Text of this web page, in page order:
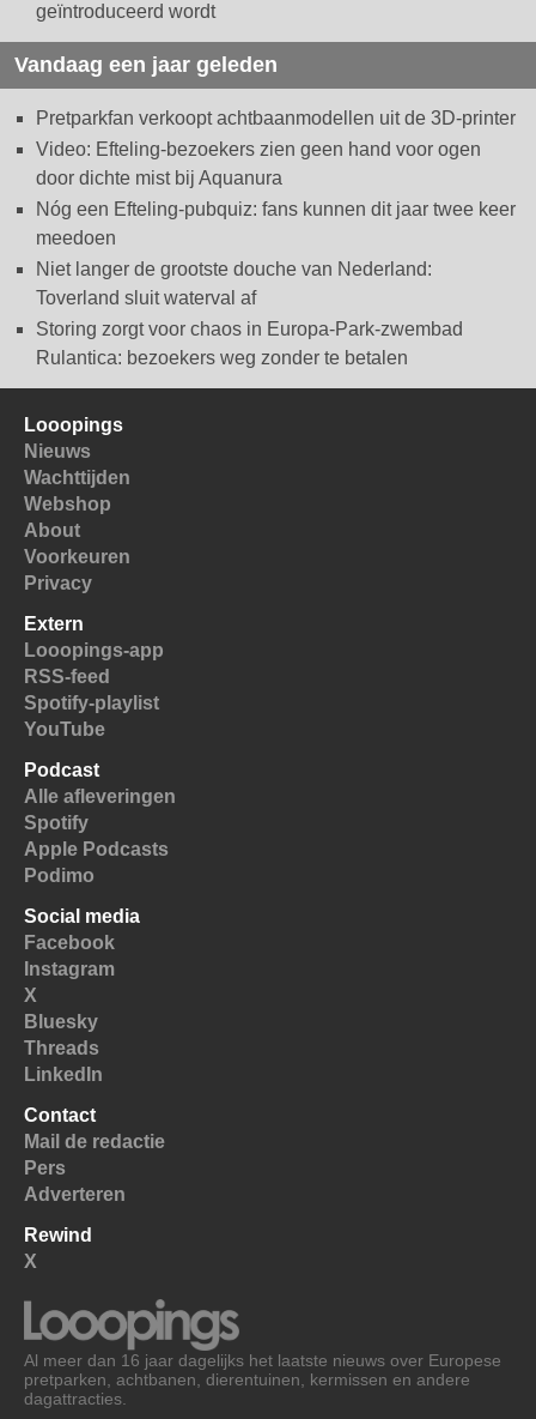
geïntroduceerd wordt
Vandaag een jaar geleden
Pretparkfan verkoopt achtbaanmodellen uit de 3D-printer
Video: Efteling-bezoekers zien geen hand voor ogen
door dichte mist bij Aquanura
Nóg een Efteling-pubquiz: fans kunnen dit jaar twee keer
meedoen
Niet langer de grootste douche van Nederland:
Toverland sluit waterval af
Storing zorgt voor chaos in Europa-Park-zwembad
Rulantica: bezoekers weg zonder te betalen
Looopings
Nieuws
Wachttijden
Webshop
About
Voorkeuren
Privacy
Extern
Looopings-app
RSS-feed
Spotify-playlist
YouTube
Podcast
Alle afleveringen
Spotify
Apple Podcasts
Podimo
Social media
Facebook
Instagram
X
Bluesky
Threads
LinkedIn
Contact
Mail de redactie
Pers
Adverteren
Rewind
X
Al meer dan 16 jaar dagelijks het laatste nieuws over Europese
pretparken, achtbanen, dierentuinen, kermissen en andere
dagattracties.